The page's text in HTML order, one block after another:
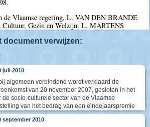
de Vlaamse regering, L. VAN DEN BRANDE
Cultuur, Gezin en Welzijn, L. MARTENS
document verwijzen:
juli 2010
algemeen verbindend wordt verklaard de
van 20 november 2007, gesloten in het
de socio-culturele sector van de Vlaamse
van het bedrag van een eindejaarspremie
2010